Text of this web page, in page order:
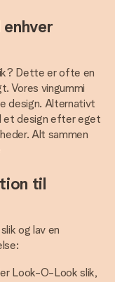
Dette er ofte en
Vores vingummi
design. Alternativt
et design efter eget
Alt sammen
til
og lav en
Look-O-Look slik,